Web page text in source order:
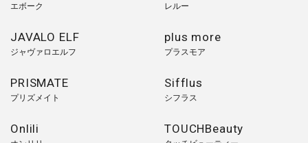
エボーク レルー
JAVALO ELF
ジャヴァロエルフ
plus more
プラスモア
PRISMATE
プリズメイト
Sifflus
シフラス
Onlili TOUCHBeauty